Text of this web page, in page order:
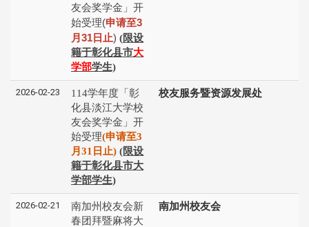
友会奖学⾦」开
始受理(申请⾄3
⽉ 31 ⽇⽌) (限设
籍于彰化县市大
学部学生)
2026-02-23
114学年度「彰
化县淡江⼤学校
友会奖学⾦」开
始受理(申请⾄3
⽉31⽇⽌) (限设
籍于彰化县市大
学部学生)
校友服务暨资源发展处
2026-02-21
南加州校友会新
春团拜暨麻将大
南加州校友会